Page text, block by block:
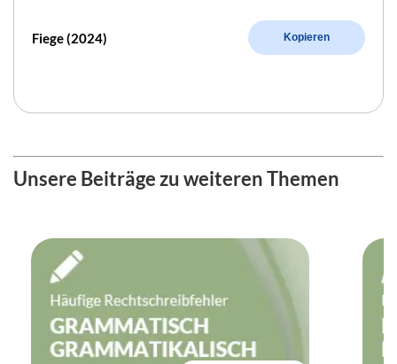
Fiege (2024) Kopieren
Unsere Beiträge zu weiteren Themen